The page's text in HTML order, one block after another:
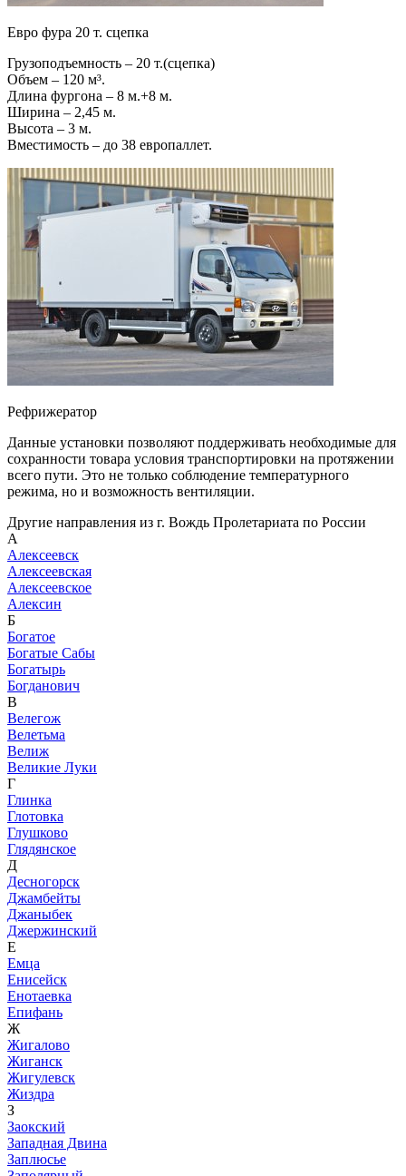
Евро фура 20 т. сцепка
Грузоподъемность – 20 т.(сцепка)
Объем – 120 м³.
Длина фургона – 8 м.+8 м.
Ширина – 2,45 м.
Высота – 3 м.
Вместимость – до 38 европаллет.
Рефрижератор
Данные установки позволяют поддерживать необходимые для
сохранности товара условия транспортировки на протяжении
всего пути. Это не только соблюдение температурного
режима, но и возможность вентиляции.
Другие направления из г. Вождь Пролетариата по России
А
Алексеевск
Алексеевская
Алексеевское
Алексин
Б
Богатое
Богатые Сабы
Богатырь
Богданович
В
Велегож
Велетьма
Велиж
Великие Луки
Г
Глинка
Глотовка
Глушково
Глядянское
Д
Десногорск
Джамбейты
Джаныбек
Джержинский
Е
Емца
Енисейск
Енотаевка
Епифань
Ж
Жигалово
Жиганск
Жигулевск
Жиздра
З
Заокский
Западная Двина
Заплюсье